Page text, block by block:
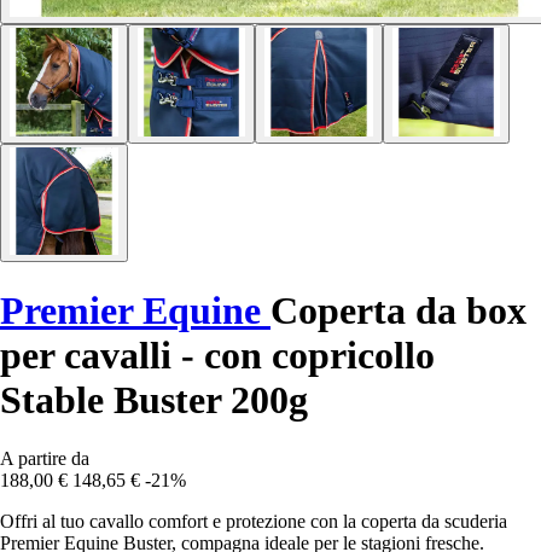
Premier Equine Coperta da box
per cavalli - con copricollo
Stable Buster 200g
A partire da
188,00 € 148,65 € -21%
Offri al tuo cavallo comfort e protezione con la coperta da scuderia
Premier Equine Buster, compagna ideale per le stagioni fresche.